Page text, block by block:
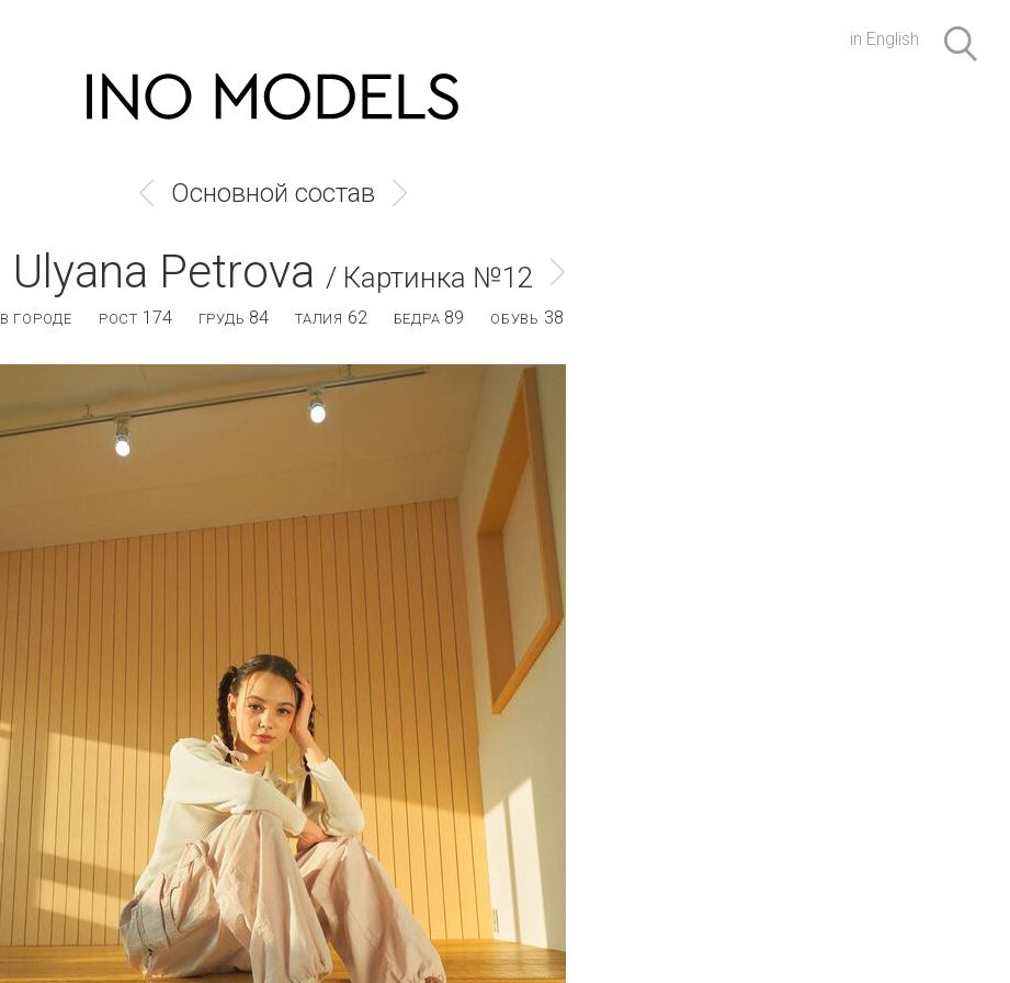
in English
Основной состав
Ulyana Petrova / Картинка №12
В ГОРОДЕ РОСТ 174 ГРУДЬ 84 ТАЛИЯ 62 БЕДРА 89 ОБУВЬ 38